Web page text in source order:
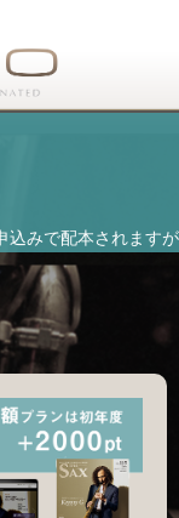
込みで配本されます